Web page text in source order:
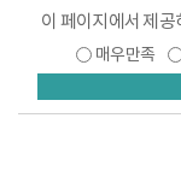
이 페이지에서 제
매우만족